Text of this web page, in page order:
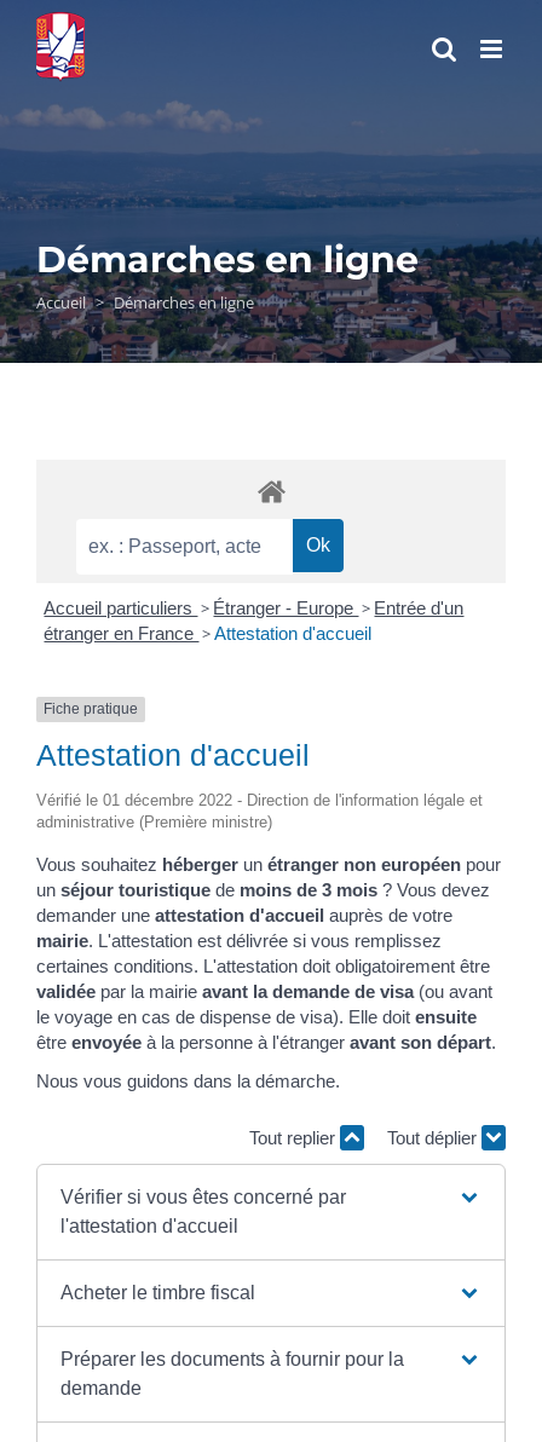
Passer
contenu
Démarches en ligne
Accueil > Démarches en ligne
Accueil particuliers > Étranger - Europe > Entrée d'un
étranger en France > Attestation d'accueil
Fiche pratique
Attestation d'accueil
Vérifié le 01 décembre 2022 - Direction de l'information légale et
administrative (Première ministre)
Vous souhaitez hébergerun étranger non européenpour
un séjour touristique de moins de 3 mois? Vous devez
demander une attestation d'accueil auprès de votre
mairie. L'attestation est délivrée si vous remplissez
certaines conditions. L'attestation doit obligatoirement être
validéepar la mairie avant la demande de visa(ou avant
le voyage en cas de dispense de visa). Elle doit ensuite
être envoyéeà la personne à l'étranger avant son départ.
Nous vous guidons dans la démarche.
Tout replier Tout déplier
Vérifier si vous êtes concerné par
l'attestation d'accueil
Acheter le timbre fiscal
Préparer les documents à fournir pour la
demande